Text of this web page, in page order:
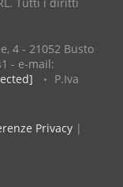
4 - 21052 Busto
- e-mail:
P.Iva
Privacy|